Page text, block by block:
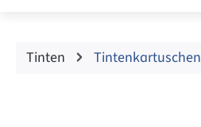
Tinten Tintenkartuschen